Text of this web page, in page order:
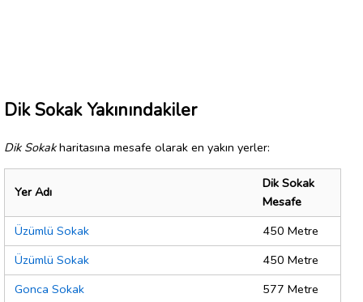
Dik Sokak Yakınındakiler
Dik Sokakharitasına mesafe olarak en yakın yerler:
Yer Adı
Dik Sokak
Mesafe
Üzümlü Sokak
450 Metre
Üzümlü Sokak
450 Metre
Gonca Sokak
577 Metre